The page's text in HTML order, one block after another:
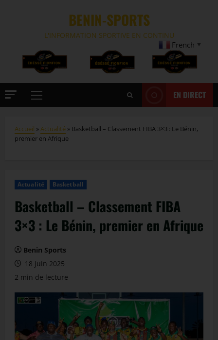
BENIN-SPORTS
L'INFORMATION SPORTIVE EN CONTINU
French ▼
EN DIRECT
Accueil »Actualité » Basketball – Classement FIBA 3×3 : Le Bénin,
premier en Afrique
Actualité Basketball
Basketball – Classement FIBA
3×3 : Le Bénin, premier en Afrique
Benin Sports
18 juin 2025
2 min de lecture